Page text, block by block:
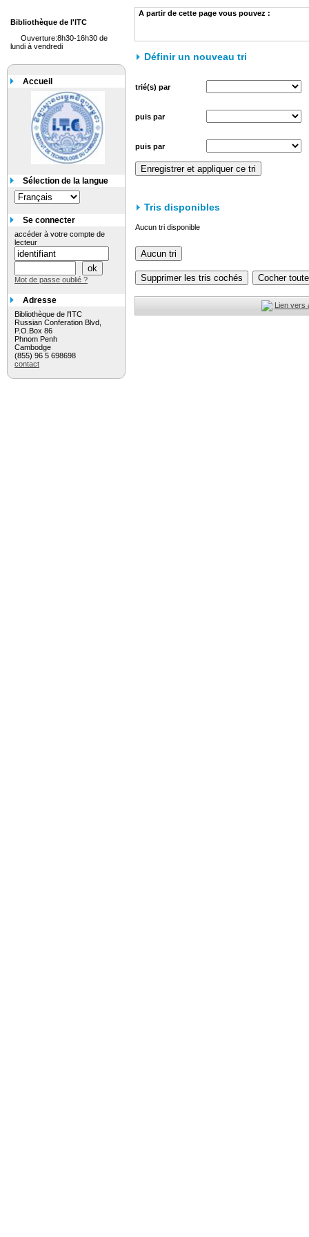
A partir de cette page vous pouvez :
Définir un nouveau tri
trié(s) par
puis par
puis par
Tris disponibles
Aucun tri disponible
Lien vers
Bibliothèque de l'ITC
Ouverture:8h30-16h30 de
lundi à vendredi
Accueil
Sélection de la langue
Se connecter
accéder à votre compte de
lecteur
Mot de passe oublié ?
Adresse
Bibliothèque de l'ITC
Russian Conferation Blvd,
P.O.Box 86
Phnom Penh
Cambodge
(855) 96 5 698698
contact